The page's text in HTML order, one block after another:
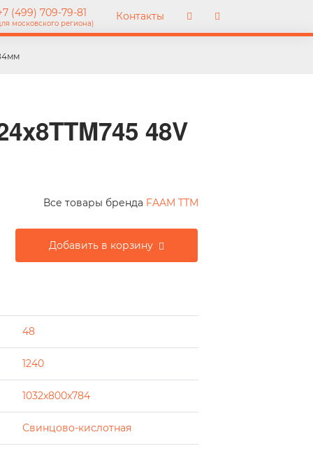
(499) 709-79-81
московского региона)
Контакты
48V
Все товары бренда FAAM TTM
Добавить в корзину
48
1240
1032x800x784
Свинцово-кислотная